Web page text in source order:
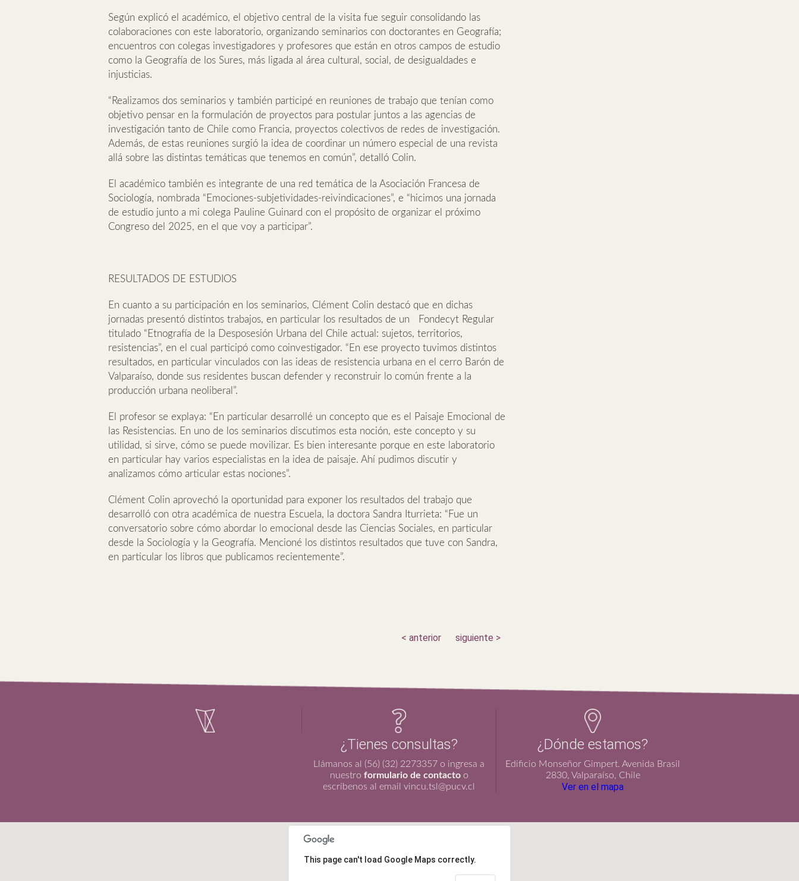
Según explicó el académico, el objetivo central de la visita fue seguir consolidando las
colaboraciones con este laboratorio, organizando seminarios con doctorantes en Geografía;
encuentros con colegas investigadores y profesores que están en otros campos de estudio
como la Geografía de los Sures, más ligada al área cultural, social, de desigualdades e
injusticias.
“Realizamos dos seminarios y también participé en reuniones de trabajo que tenían como
objetivo pensar en la formulación de proyectos para postular juntos a las agencias de
investigación tanto de Chile como Francia, proyectos colectivos de redes de investigación.
Además, de estas reuniones surgió la idea de coordinar un número especial de una revista
allá sobre las distintas temáticas que tenemos en común”, detalló Colin.
El académico también es integrante de una red temática de la Asociación Francesa de
Sociología, nombrada “Emociones-subjetividades-reivindicaciones”, e “hicimos una jornada
de estudio junto a mi colega Pauline Guinard con el propósito de organizar el próximo
Congreso del 2025, en el que voy a participar”.
RESULTADOS DE ESTUDIOS
En cuanto a su participación en los seminarios, Clément Colin destacó que en dichas
jornadas presentó distintos trabajos, en particular los resultados de un Fondecyt Regular
titulado “Etnografía de la Desposesión Urbana del Chile actual: sujetos, territorios,
resistencias”, en el cual participó como coinvestigador. “En ese proyecto tuvimos distintos
resultados, en particular vinculados con las ideas de resistencia urbana en el cerro Barón de
Valparaíso, donde sus residentes buscan defender y reconstruir lo común frente a la
producción urbana neoliberal”.
El profesor se explaya: “En particular desarrollé un concepto que es el Paisaje Emocional de
las Resistencias. En uno de los seminarios discutimos esta noción, este concepto y su
utilidad, si sirve, cómo se puede movilizar. Es bien interesante porque en este laboratorio
en particular hay varios especialistas en la idea de paisaje. Ahí pudimos discutir y
analizamos cómo articular estas nociones”.
Clément Colin aprovechó la oportunidad para exponer los resultados del trabajo que
desarrolló con otra académica de nuestra Escuela, la doctora Sandra Iturrieta: “Fue un
conversatorio sobre cómo abordar lo emocional desde las Ciencias Sociales, en particular
desde la Sociología y la Geografía. Mencioné los distintos resultados que tuve con Sandra,
en particular los libros que publicamos recientemente”.
< anterior siguiente >
¿Tienes consultas?
Llámanos al (56) (32) 2273357 o ingresa a
nuestro formulario de contactoo
escríbenos al email vincu.tsl@pucv.cl
¿Dónde estamos?
Edificio Monseñor Gimpert. Avenida Brasil
2830, Valparaíso, Chile
Ver en el mapa
This page can't load Google Maps correctly.